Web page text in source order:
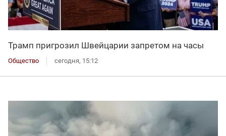
Трамп пригрозил Швейцарии запретом на часы
Общество сегодня, 15:12